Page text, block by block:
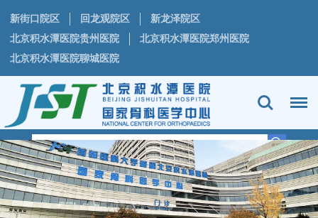
新街口院区 回龙观院区
新龙泽院区
北京积水潭医院贵州医院
北京积水潭医院郑州医院
北京积水潭医院聊城医院